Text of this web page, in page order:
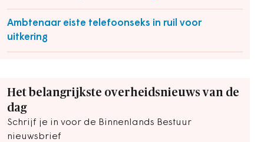
Ambtenaar eiste telefoonseks in ruil voor
uitkering
Het belangrijkste overheidsnieuws van de
dag
Schrijf je in voor de Binnenlands Bestuur
nieuwsbrief